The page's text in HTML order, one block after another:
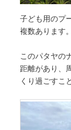
子ども用のプ
複数あります。
このパタヤの
距離があり、
くり過ごすこ